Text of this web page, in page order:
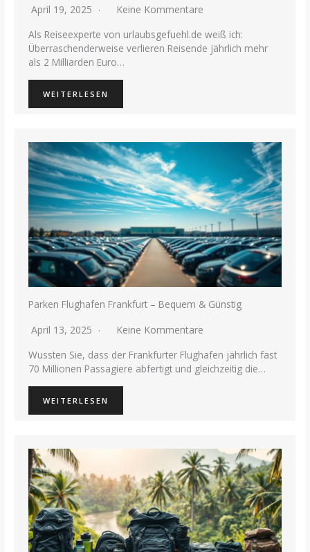
April 19, 2025
Keine Kommentare
Als Reiseexperte von urlaubsgefuehl.de weiß ich:
Überraschenderweise verlieren Reisende jährlich mehr
als 2 Milliarden Euro…
WEITERLESEN
Parken Flughafen Frankfurt – Bequem & Günstig
April 13, 2025
Keine Kommentare
Wussten Sie, dass der Frankfurter Flughafen jährlich fast
70 Millionen Passagiere abfertigt und gleichzeitig die…
WEITERLESEN